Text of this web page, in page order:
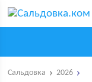
Сальдовка 2026